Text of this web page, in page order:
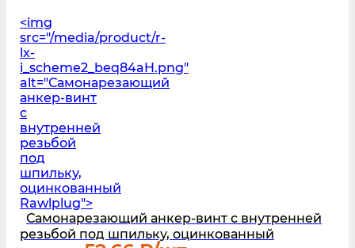
<img
src="/media/product/r-
lx-
i_scheme2_beq84aH.png"
alt="Самонарезающий
анкер-винт
с
внутренней
резьбой
под
шпильку,
оцинкованный
Rawlplug">
Самонарезающий анкер-винт с внутренней
резьбой под шпильку, оцинкованный